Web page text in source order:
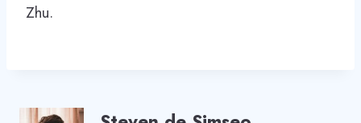
Zhu.